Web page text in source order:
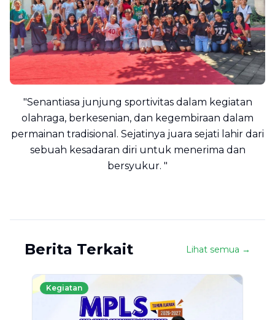
"Senantiasa junjung sportivitas dalam kegiatan
olahraga, berkesenian, dan kegembiraan dalam
permainan tradisional. Sejatinya juara sejati lahir dari
sebuah kesadaran diri untuk menerima dan
bersyukur. "
Berita Terkait Lihat semua →
Kegiatan